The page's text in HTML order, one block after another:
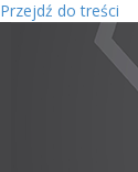
Przejdź do treści